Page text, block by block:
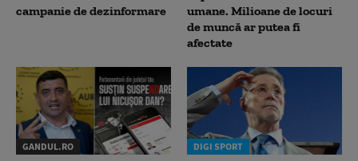
campanie de dezinformare
umane. Milioane de locuri
de muncă ar putea fi
afectate
GANDUL.RO DIGI SPORT